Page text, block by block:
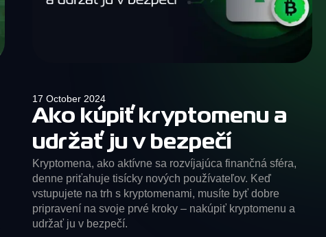
17 October 2024
Ako kúpiť kryptomenu a
udržať ju v bezpečí
Kryptomena, ako aktívne sa rozvíjajúca finančná sféra,
denne priťahuje tisícky nových používateľov. Keď
vstupujete na trh s kryptomenami, musíte byť dobre
pripravení na svoje prvé kroky – nakúpiť kryptomenu a
udržať ju v bezpečí.